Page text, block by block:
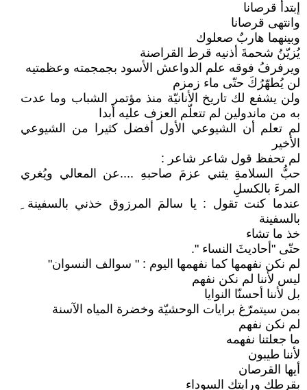
إبتدأ قرصانا
وانتهى قرصانا
وبينهما هاربٌ صعلوك
يُزيّنُ شحمةَ أذنيه قرط القراصنة
ويرفرفُ فوقه علم الدواعش الأسود بجمجمته وعظمتيه
لن يُطهّرُكَ حتّى ماء زمزم
ولن يشفع لك تاريخ الأنانيّة منذ مؤتمر الشباب وما عدت
به من ماندولين لم تتعلّم العزف عليه أبدا
لم تعلم أن الشيوعي الأول أفضل كثيرا من الشيوعي
الأخير
لم تحفظ قول شاعر شاعر :
حبُّ السلامةِ يثني عزمَ صاحبهِ ....عن المعالي ويُغري
المرءَ بالكسلِ
عندما كنت تقول : يا سالمَ المرزوق خذني بالسفينة ِ
بالسفينة
خذ ما تشاء
حتّى "أحاديثَ النساء ".
لم نكن نفهمها كما نفهمها اليوم : " سوالف النسوان"
ليس لأننا لم نكن نفهم
بل لأننا أحسنّا النوايا
بمن سيتمرّغ برايات الوحشيّة وخضرة المياه الآسنة
لم نكن نفهم
ما جعلتنا نفهمه
لأننا طيبون
أيها القرصان
بقرطك ورايتك السوداء